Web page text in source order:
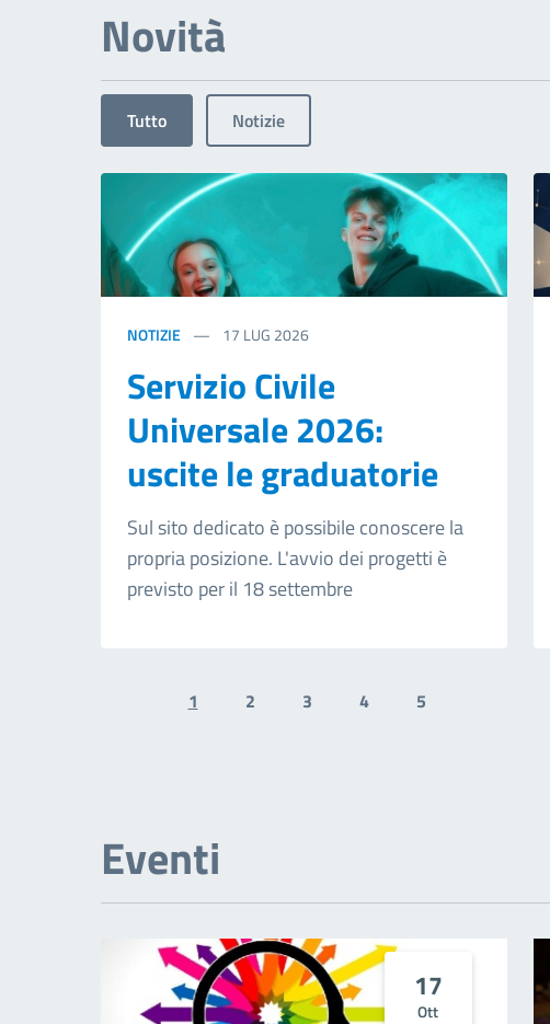
Novità
Tutto Notizie
NOTIZIE 17 LUG 2026
Servizio Civile
Universale 2026:
uscite le graduatorie
Sul sito dedicato è possibile conoscere la
propria posizione. L'avvio dei progetti è
previsto per il 18 settembre
Previous page
1 2 3 4 5
Eventi
17
Ott